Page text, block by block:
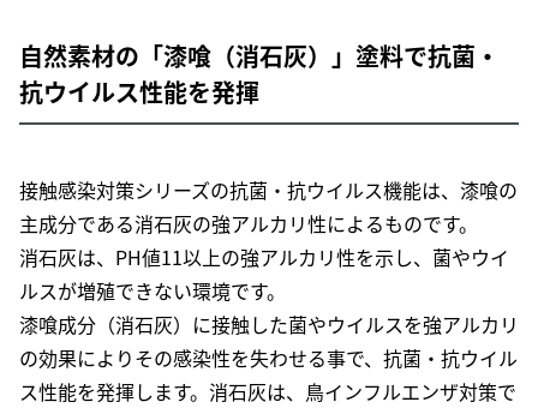
自然素材の「漆喰（消石灰）」塗料で抗菌・
抗ウイルス性能を発揮
接触感染対策シリーズの抗菌・抗ウイルス機能は、漆喰の
主成分である消石灰の強アルカリ性によるものです。
消石灰は、PH値11以上の強アルカリ性を示し、菌やウイ
ルスが増殖できない環境です。
漆喰成分（消石灰）に接触した菌やウイルスを強アルカリ
の効果によりその感染性を失わせる事で、抗菌・抗ウイル
ス性能を発揮します。消石灰は、鳥インフルエンザ対策で